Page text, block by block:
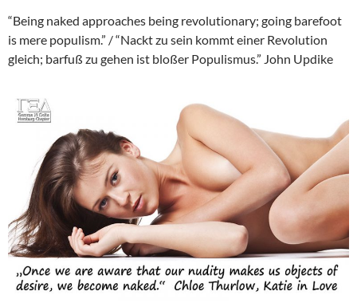
“Being naked approaches being revolutionary; going barefoot
is mere populism.” / “Nackt zu sein kommt einer Revolution
gleich; barfuß zu gehen ist bloßer Populismus.” John Updike